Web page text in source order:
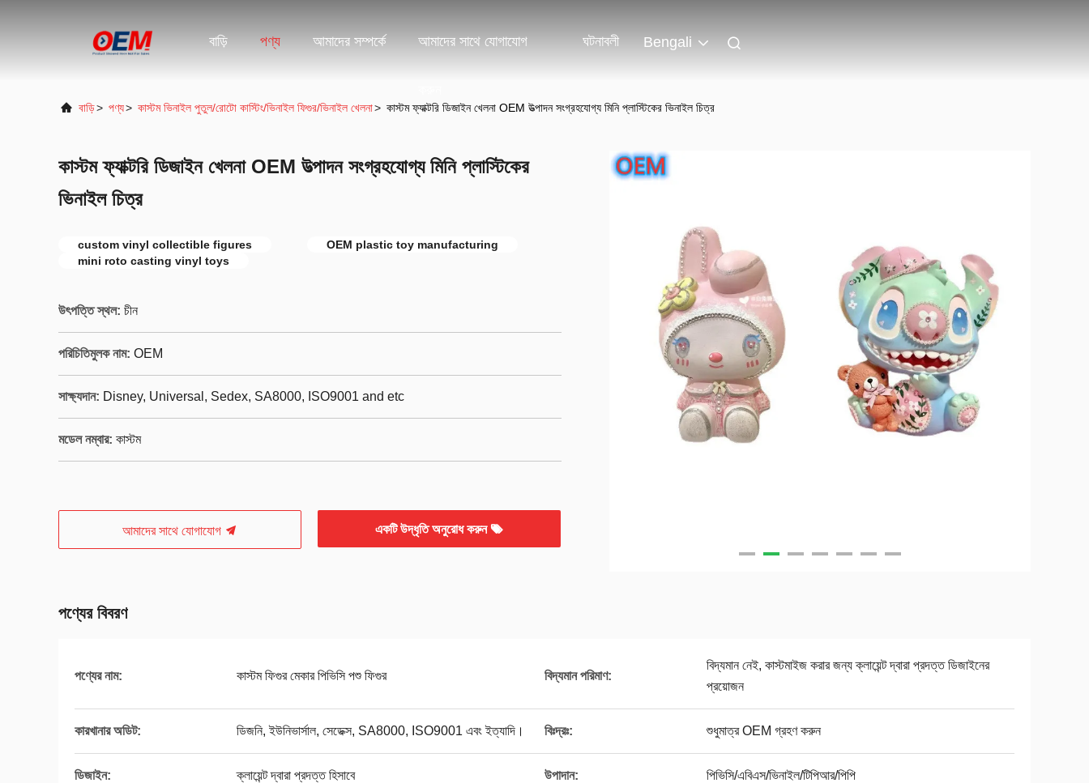
বাড়ি পণ্য আমাদের সম্পর্কে আমাদের সাথে যোগাযোগ ঘটনাবলী Bengali
বাড়ি> পণ্য> কাস্টম ভিনাইল পুতুল/রোটো কাস্টিং/ভিনাইল ফিগুর/ভিনাইল খেলনা> কাস্টম ফ্যাক্টরি ডিজাইন খেলনা OEM উত্পাদন সংগ্রহযোগ্য মিনি প্লাস্টিকের ভিনাইল চিত্র
কাস্টম ফ্যাক্টরি ডিজাইন খেলনা OEM উত্পাদন সংগ্রহযোগ্য মিনি প্লাস্টিকের
ভিনাইল চিত্র
custom vinyl collectible figures
OEM plastic toy manufacturing
mini roto casting vinyl toys
উৎপত্তি স্থল: চীন
পরিচিতিমুলক নাম: OEM
সাক্ষ্যদান: Disney, Universal, Sedex, SA8000, ISO9001 and etc
মডেল নম্বার: কাস্টম
আমাদের সাথে যোগাযোগ একটি উদ্ধৃতি অনুরোধ করুন
পণ্যের বিবরণ
পণ্যের নাম: কাস্টম ফিগুর মেকার পিভিসি পশু ফিগুর বিদ্যমান পরিমাণ:
বিদ্যমান নেই, কাস্টমাইজ করার জন্য ক্লায়েন্ট দ্বারা প্রদত্ত ডিজাইনের
প্রয়োজন
কারখানার অডিট: ডিজনি, ইউনিভার্সাল, সেডেক্স, SA8000, ISO9001 এবং ইত্যাদি। বিঃদ্রঃ: শুধুমাত্র OEM গ্রহণ করুন
ডিজাইন: ক্লায়েন্ট দ্বারা প্রদত্ত হিসাবে উপাদান: পিভিসি/এবিএস/ভিনাইল/টিপিআর/পিপি